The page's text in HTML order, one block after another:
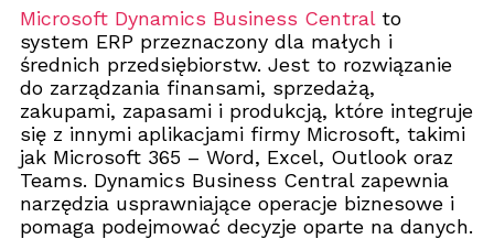
Microsoft Dynamics Business Centralto
system ERP przeznaczony dla małych i
średnich przedsiębiorstw. Jest to rozwiązanie
do zarządzania finansami, sprzedażą,
zakupami, zapasami i produkcją, które integruje
się z innymi aplikacjami firmy Microsoft, takimi
jak Microsoft 365 – Word, Excel, Outlook oraz
Teams. Dynamics Business Central zapewnia
narzędzia usprawniające operacje biznesowe i
pomaga podejmować decyzje oparte na danych.